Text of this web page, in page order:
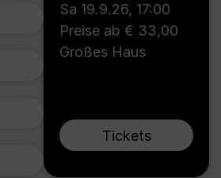
Sa 19.9.26, 17:00
Preise ab € 33,00
Großes Haus
Tickets